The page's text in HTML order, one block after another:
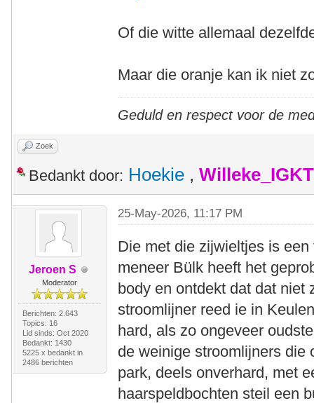
Of die witte allemaal
Maar die oranje kan ik niet
Geduld en respect voor de
Zoek
Bedankt door: Hoekie , Willeke_IGKT
Jeroen S
Moderator
Berichten: 2.643
Topics: 16
Lid sinds: Oct 2020
Bedankt: 1430
5225 x bedankt in
2486 berichten
25-May-2026, 11:17 PM
Die met die zijwieltjes is
meneer Bülk heeft het
body en ontdekt dat dat niet
stroomlijner reed ie in
hard, als zo ongeveer
de weinige stroomlijners die
park, deels onverhard, met
haarspeldbochten steil een